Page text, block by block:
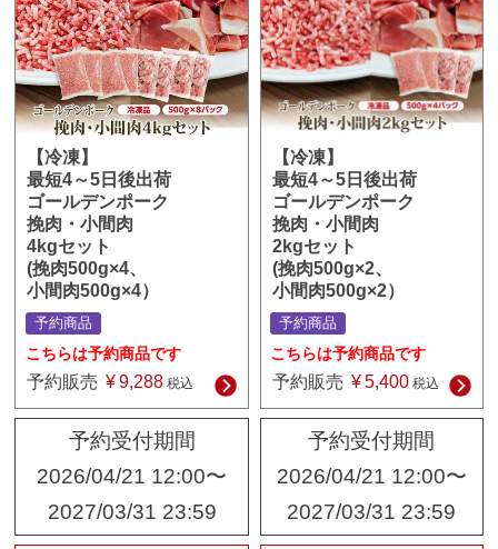
【冷凍】
最短4～5日後出荷
ゴールデンポーク
挽肉・小間肉
4kgセット
(挽肉500g×4、
小間肉500g×4）
予約商品
こちらは予約商品です
予約販売 ¥ 9,288 税込
予約受付期間
2026/04/21 12:00〜
2027/03/31 23:59
【冷凍】
最短4～5日後出荷
ゴールデンポーク
挽肉・小間肉
2kgセット
(挽肉500g×2、
小間肉500g×2）
予約商品
こちらは予約商品です
予約販売 ¥5,400 税込
予約受付期間
2026/04/21 12:00〜
2027/03/31 23:59